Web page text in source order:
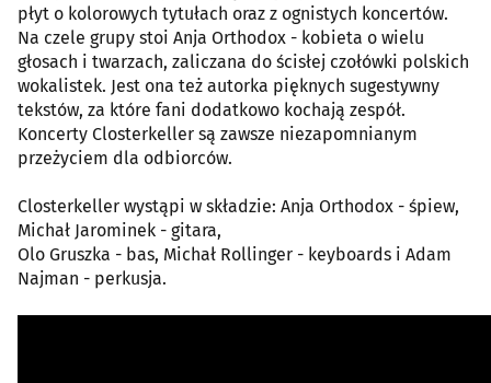
płyt o kolorowych tytułach oraz z ognistych koncertów.
Na czele grupy stoi Anja Orthodox - kobieta o wielu
głosach i twarzach, zaliczana do ścisłej czołówki polskich
wokalistek. Jest ona też autorka pięknych sugestywny
tekstów, za które fani dodatkowo kochają zespół.
Koncerty Closterkeller są zawsze niezapomnianym
przeżyciem dla odbiorców.
Closterkeller wystąpi w składzie: Anja Orthodox - śpiew,
Michał Jarominek - gitara,
Olo Gruszka - bas, Michał Rollinger - keyboards i Adam
Najman - perkusja.